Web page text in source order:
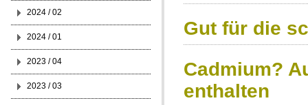
Gut für die
Cadmium?
enthalten
2024 / 02
2024 / 01
2023 / 04
2023 / 03